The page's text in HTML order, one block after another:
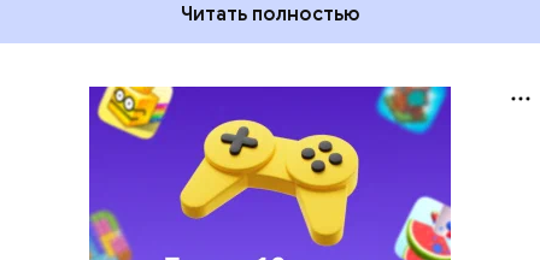
Читать полностью